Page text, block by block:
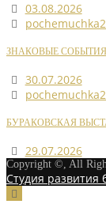
03.08.2026
ЗНАКОВЫЕ
30.07.2026
БУРАКОВСКАЯ
29.07.2026
Copyright ©, All
Студия развития